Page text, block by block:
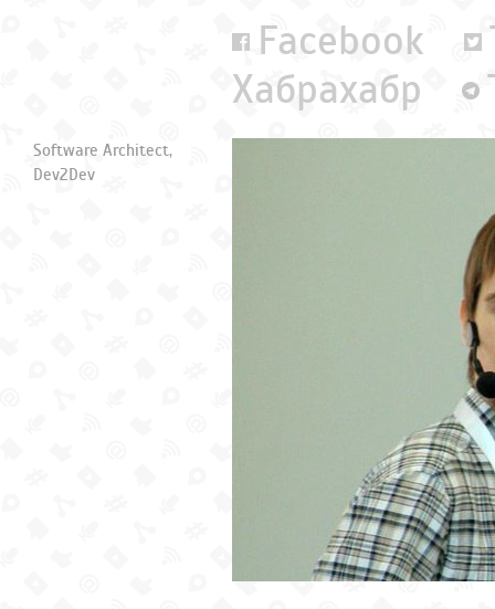
Facebook
Хабрахабр
Software Architect,
Dev2Dev